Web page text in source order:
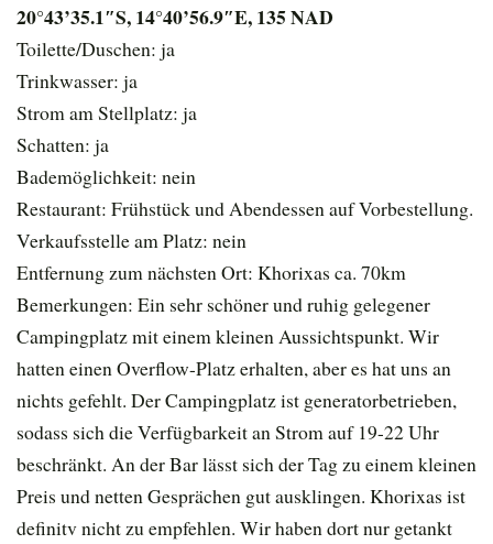
20°43’35.1″S, 14°40’56.9″E, 135 NAD
Toilette/Duschen: ja
Trinkwasser: ja
Strom am Stellplatz: ja
Schatten: ja
Bademöglichkeit: nein
Restaurant: Frühstück und Abendessen auf Vorbestellung.
Verkaufsstelle am Platz: nein
Entfernung zum nächsten Ort: Khorixas ca. 70km
Bemerkungen: Ein sehr schöner und ruhig gelegener
Campingplatz mit einem kleinen Aussichtspunkt. Wir
hatten einen Overflow-Platz erhalten, aber es hat uns an
nichts gefehlt. Der Campingplatz ist generatorbetrieben,
sodass sich die Verfügbarkeit an Strom auf 19-22 Uhr
beschränkt. An der Bar lässt sich der Tag zu einem kleinen
Preis und netten Gesprächen gut ausklingen. Khorixas ist
definitv nicht zu empfehlen. Wir haben dort nur getankt